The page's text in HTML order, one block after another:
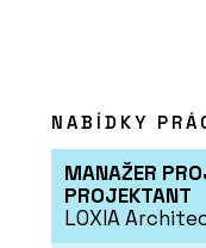
NABÍDKY
MANAŽER
PROJEKTANT
LOXIA